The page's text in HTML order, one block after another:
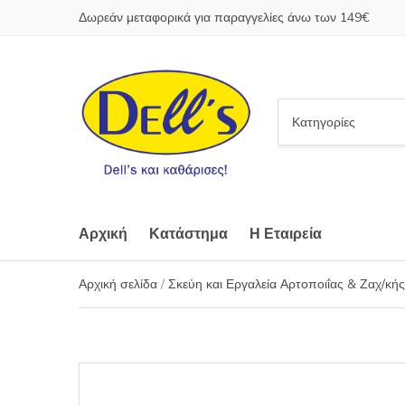
Δωρεάν μεταφορικά για παραγγελίες άνω των 149€
a
o
n
a
Αρχική Κατάστημα Η Εταιρεία
Αρχική σελίδα / Σκεύη και Εργαλεία Αρτοποιΐας & Ζαχ/κής